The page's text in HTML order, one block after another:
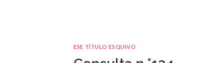
ESE TÍTULO ESQUIVO